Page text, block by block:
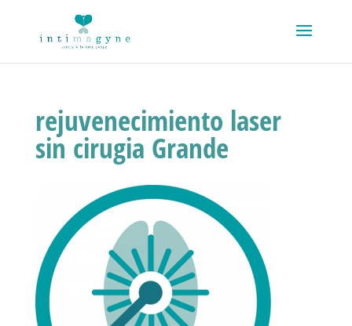
rejuvenecimiento laser
sin cirugia Grande